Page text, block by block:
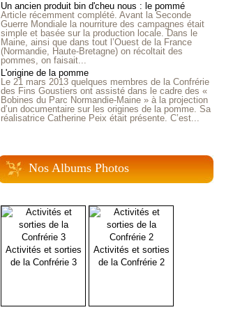
Un ancien produit bin d'cheu nous : le pommé
Article récemment complété. Avant la Seconde
Guerre Mondiale la nourriture des campagnes était
simple et basée sur la production locale. Dans le
Maine, ainsi que dans tout l’Ouest de la France
(Normandie, Haute-Bretagne) on récoltait des
pommes, on faisait...
L'origine de la pomme
Le 21 mars 2013 quelques membres de la Confrérie
des Fins Goustiers ont assisté dans le cadre des «
Bobines du Parc Normandie-Maine » à la projection
d’un documentaire sur les origines de la pomme. Sa
réalisatrice Catherine Peix était présente. C’est...
Nos Albums Photos
Activités et sorties
de la Confrérie 3
Activités et sorties
de la Confrérie 2